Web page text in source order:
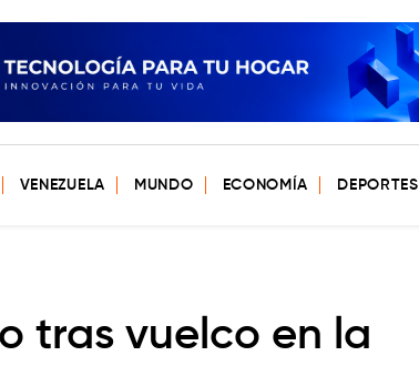
VENEZUELA MUNDO ECONOMÍA DEPORTES
tras vuelco en la